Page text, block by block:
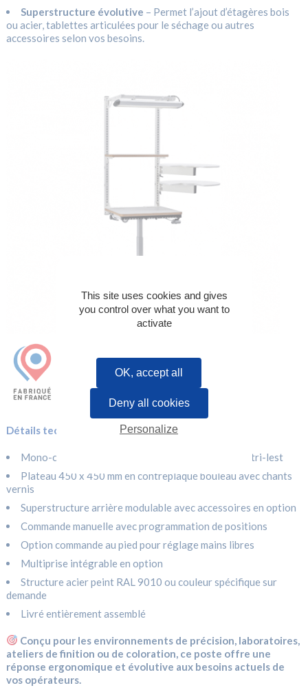
Superstructure évolutive – Permet l’ajout d’étagères bois
ou acier, tablettes articulées pour le séchage ou autres
accessoires selon vos besoins.
Détails techniques :
Mono-colonne télescopique électrique sur châssis tri-lest
Plateau 450 x 450 mm en contreplaqué bouleau avec chants
vernis
Superstructure arrière modulable avec accessoires en option
Commande manuelle avec programmation de positions
Option commande au pied pour réglage mains libres
Multiprise intégrable en option
Structure acier peint RAL 9010 ou couleur spécifique sur
demande
Livré entièrement assemblé
Conçu pour les environnements de précision, laboratoires,
ateliers de finition ou de coloration, ce poste offre une
réponse ergonomique et évolutive aux besoins actuels de
vos opérateurs.
This site uses cookies and gives
you control over what you want to
activate
OK, accept all
Deny all cookies
Personalize